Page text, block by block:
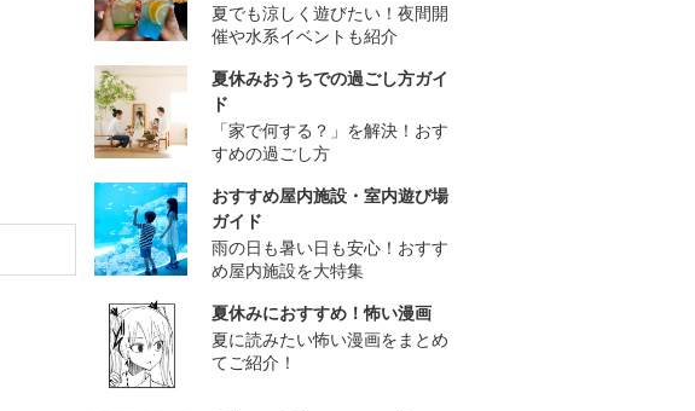
夏でも涼しく遊びたい！夜間開
催や水系イベントも紹介
夏休みおうちでの過ごし方ガイ
ド
「家で何する？」を解決！おす
すめの過ごし方
おすすめ屋内施設・室内遊び場
ガイド
雨の日も暑い日も安心！おすす
め屋内施設を大特集
夏休みにおすすめ！怖い漫画
夏に読みたい怖い漫画をまとめ
てご紹介！